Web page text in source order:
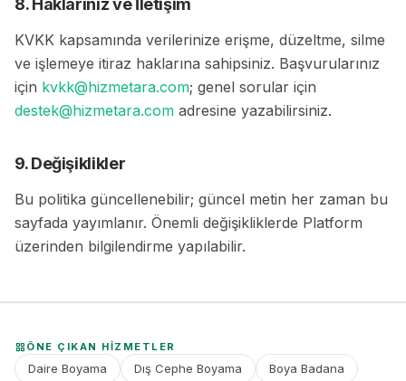
8. Haklarınız ve İletişim
KVKK kapsamında verilerinize erişme, düzeltme, silme
ve işlemeye itiraz haklarına sahipsiniz. Başvurularınız
için kvkk@hizmetara.com; genel sorular için
destek@hizmetara.com adresine yazabilirsiniz.
9. Değişiklikler
Bu politika güncellenebilir; güncel metin her zaman bu
sayfada yayımlanır. Önemli değişikliklerde Platform
üzerinden bilgilendirme yapılabilir.
ÖNE ÇIKAN HIZMETLER
Daire Boyama Dış Cephe Boyama Boya Badana